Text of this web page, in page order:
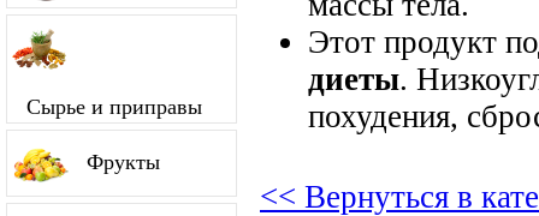
Сырье и приправы
Фрукты
Этот продукт
диеты.
похудения,
<< Вернуться в